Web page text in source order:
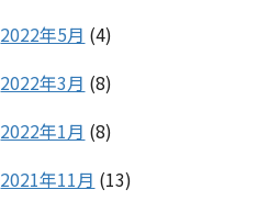
2022年5月 (4)
2022年3月 (8)
2022年1月 (8)
2021年11月 (13)